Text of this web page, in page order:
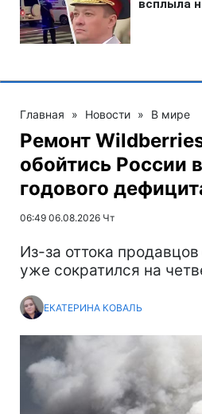
Главная » Новости » В мире
Ремонт
обойтись России
годового
06:49 06.08.2026 Чт
Из-за оттока
уже сократился на
ЕКАТЕРИНА КОВАЛЬ